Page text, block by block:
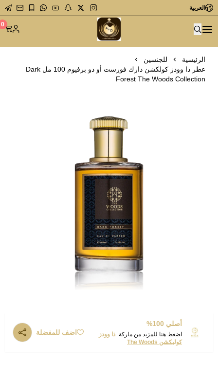
العربية
متجر عاشق العطور 0
الرئيسية
للجنسين
عطر ذا وودز كولكشن دارك فورست أو دو برفيوم 100 مل Dark
Forest The Woods Collection
أصلي 100%
اضغط هنا للمزيد من ماركة ذا وودز
كوليكشن The Woods
اضف للمفضلة